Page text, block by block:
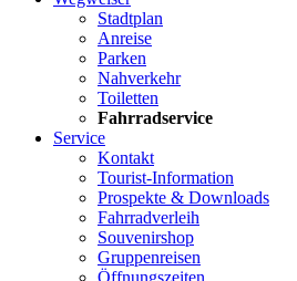
Stadtplan
Anreise
Parken
Nahverkehr
Toiletten
Fahrradservice
Service
Kontakt
Tourist-Information
Prospekte & Downloads
Fahrradverleih
Souvenirshop
Gruppenreisen
Öffnungszeiten